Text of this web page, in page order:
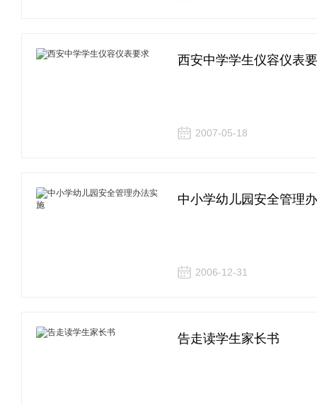
西安中学学生仪容仪表
2007-05-18
中小学幼儿园安全管理
2006-12-31
告走读学生家长书